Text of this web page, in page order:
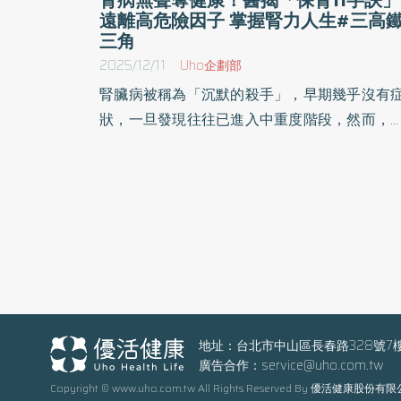
遠離高危險因子 掌握腎力人生#三高
三角
2025/12/11 Uho企劃部
腎臟病被稱為「沉默的殺手」，早期幾乎沒有
狀，一旦發現往往已進入中重度階段，然而，基
影響的藥物、痛風、腎臟病家族史與抽菸。「
個人符合越多項，腎臟壞得越快。」他強調，
其高血糖、高血壓與高血脂形成的「三高鐵三
角」正是影響腎臟的最大主因。
地址：台北市中山區長春路328號7
廣告合作： service@uho.com.tw
Copyright © www.uho.com.tw All Rights Reserved By 優活健康股份有限